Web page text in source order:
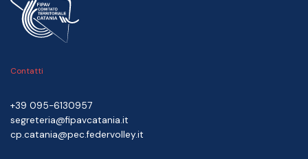
Contatti
+39 095-6130957
segreteria@fipavcatania.it
cp.catania@pec.federvolley.it